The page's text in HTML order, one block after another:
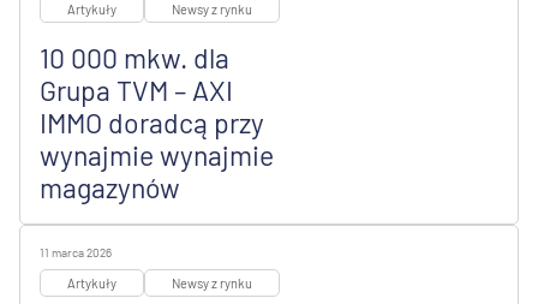
Artykuły Newsy z rynku
10 000 mkw. dla
Grupa TVM – AXI
IMMO doradcą przy
wynajmie wynajmie
magazynów
11 marca 2026
Artykuły Newsy z rynku